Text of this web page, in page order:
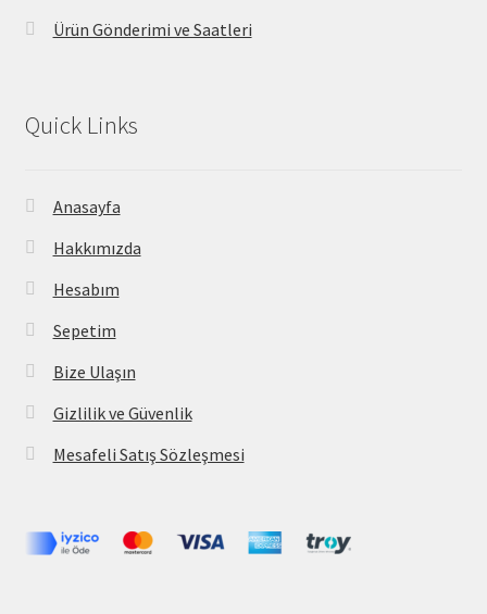
Ürün Gönderimi ve Saatleri
Quick Links
Anasayfa
Hakkımızda
Hesabım
Sepetim
Bize Ulaşın
Gizlilik ve Güvenlik
Mesafeli Satış Sözleşmesi